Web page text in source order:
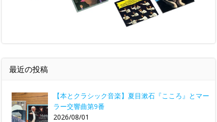
最近の投稿
【本とクラシック音楽】夏目漱石『こころ』とマー
ラー交響曲第9番
2026/08/01